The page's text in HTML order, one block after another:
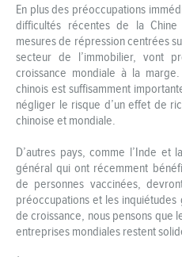
En plus des préoccupations
difficultés récentes de la
mesures de répression centrées
secteur de l’immobilier, vont
croissance mondiale à la
chinois est suffisamment
négliger le risque d’un effet de
chinoise et mondiale.
D’autres pays, comme l’Inde et
général qui ont récemment
de personnes vaccinées,
préoccupations et les
de croissance, nous pensons que
entreprises mondiales restent